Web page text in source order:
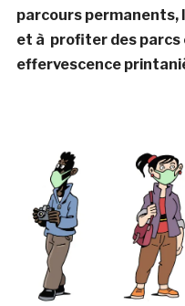
parcours permanents,
et à profiter des parcs
effervescence